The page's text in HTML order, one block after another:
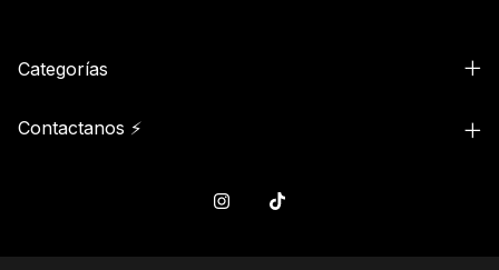
Categorías
Contactanos ⚡